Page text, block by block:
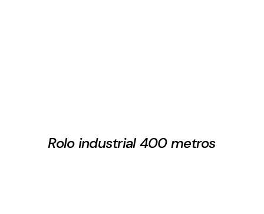
Rolo industrial 400 metros